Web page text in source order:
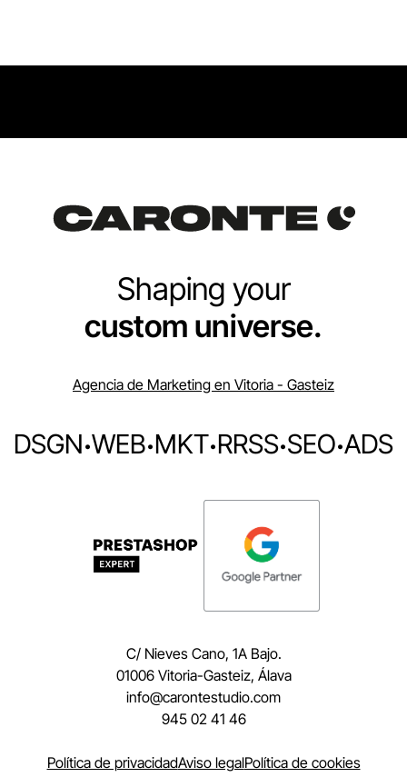
Shaping your
custom universe.
Agencia de Marketing en Vitoria - Gasteiz
DSGN·WEB·MKT·RRSS·SEO·ADS
C/ Nieves Cano, 1A Bajo.
01006 Vitoria-Gasteiz, Álava
moc.oidutsetnorac@ofni
945 02 41 46
Política de privacidadAviso legalPolítica de cookies